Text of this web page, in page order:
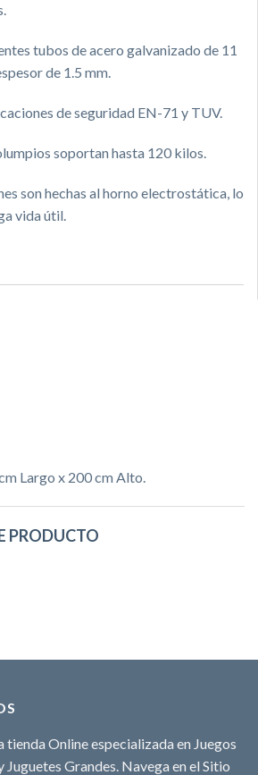
tubos de acero galvanizado de 11
de 1.5 mm.
de seguridad EN-71 y TUV.
soportan hasta 120 kilos.
son hechas al horno electrostática, lo
vida útil.
Largo x 200 cm Alto.
PRODUCTO
tienda Online especializada en Juegos
Grandes. Navega en el Sitio